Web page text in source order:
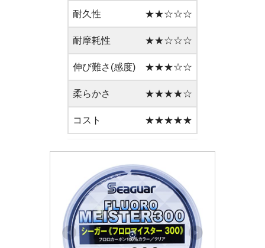
耐久性 ★★☆☆☆
耐摩耗性 ★★☆☆☆
伸び難さ(感度) ★★★☆☆
柔らかさ ★★★★☆
コスト ★★★★★